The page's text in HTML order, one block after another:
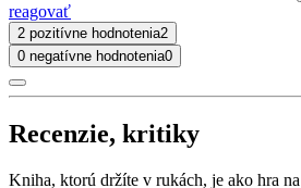
reagovať
2 pozitívne hodnotenia2
0 negatívne hodnotenia0
Recenzie, kritiky
Kniha, ktorú držíte v rukách, je ako hra